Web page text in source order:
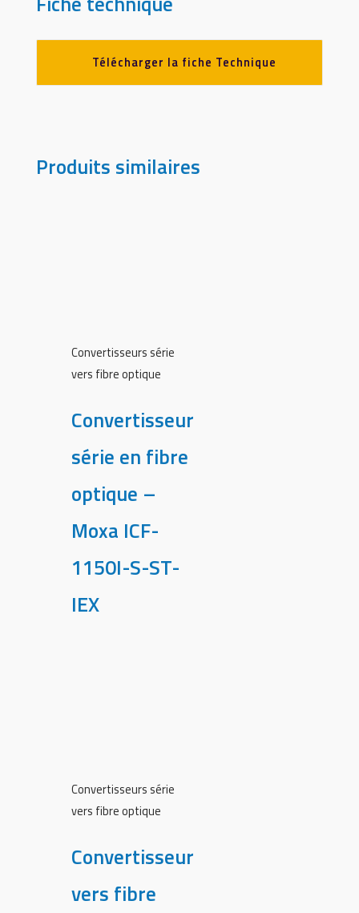
Télécharger la fiche Technique
Produits similaires
Convertisseurs série
vers fibre optique
Convertisseur
série en fibre
optique –
Moxa ICF-
1150I-S-ST-
IEX
Convertisseurs série
vers fibre optique
Convertisseur
vers fibre